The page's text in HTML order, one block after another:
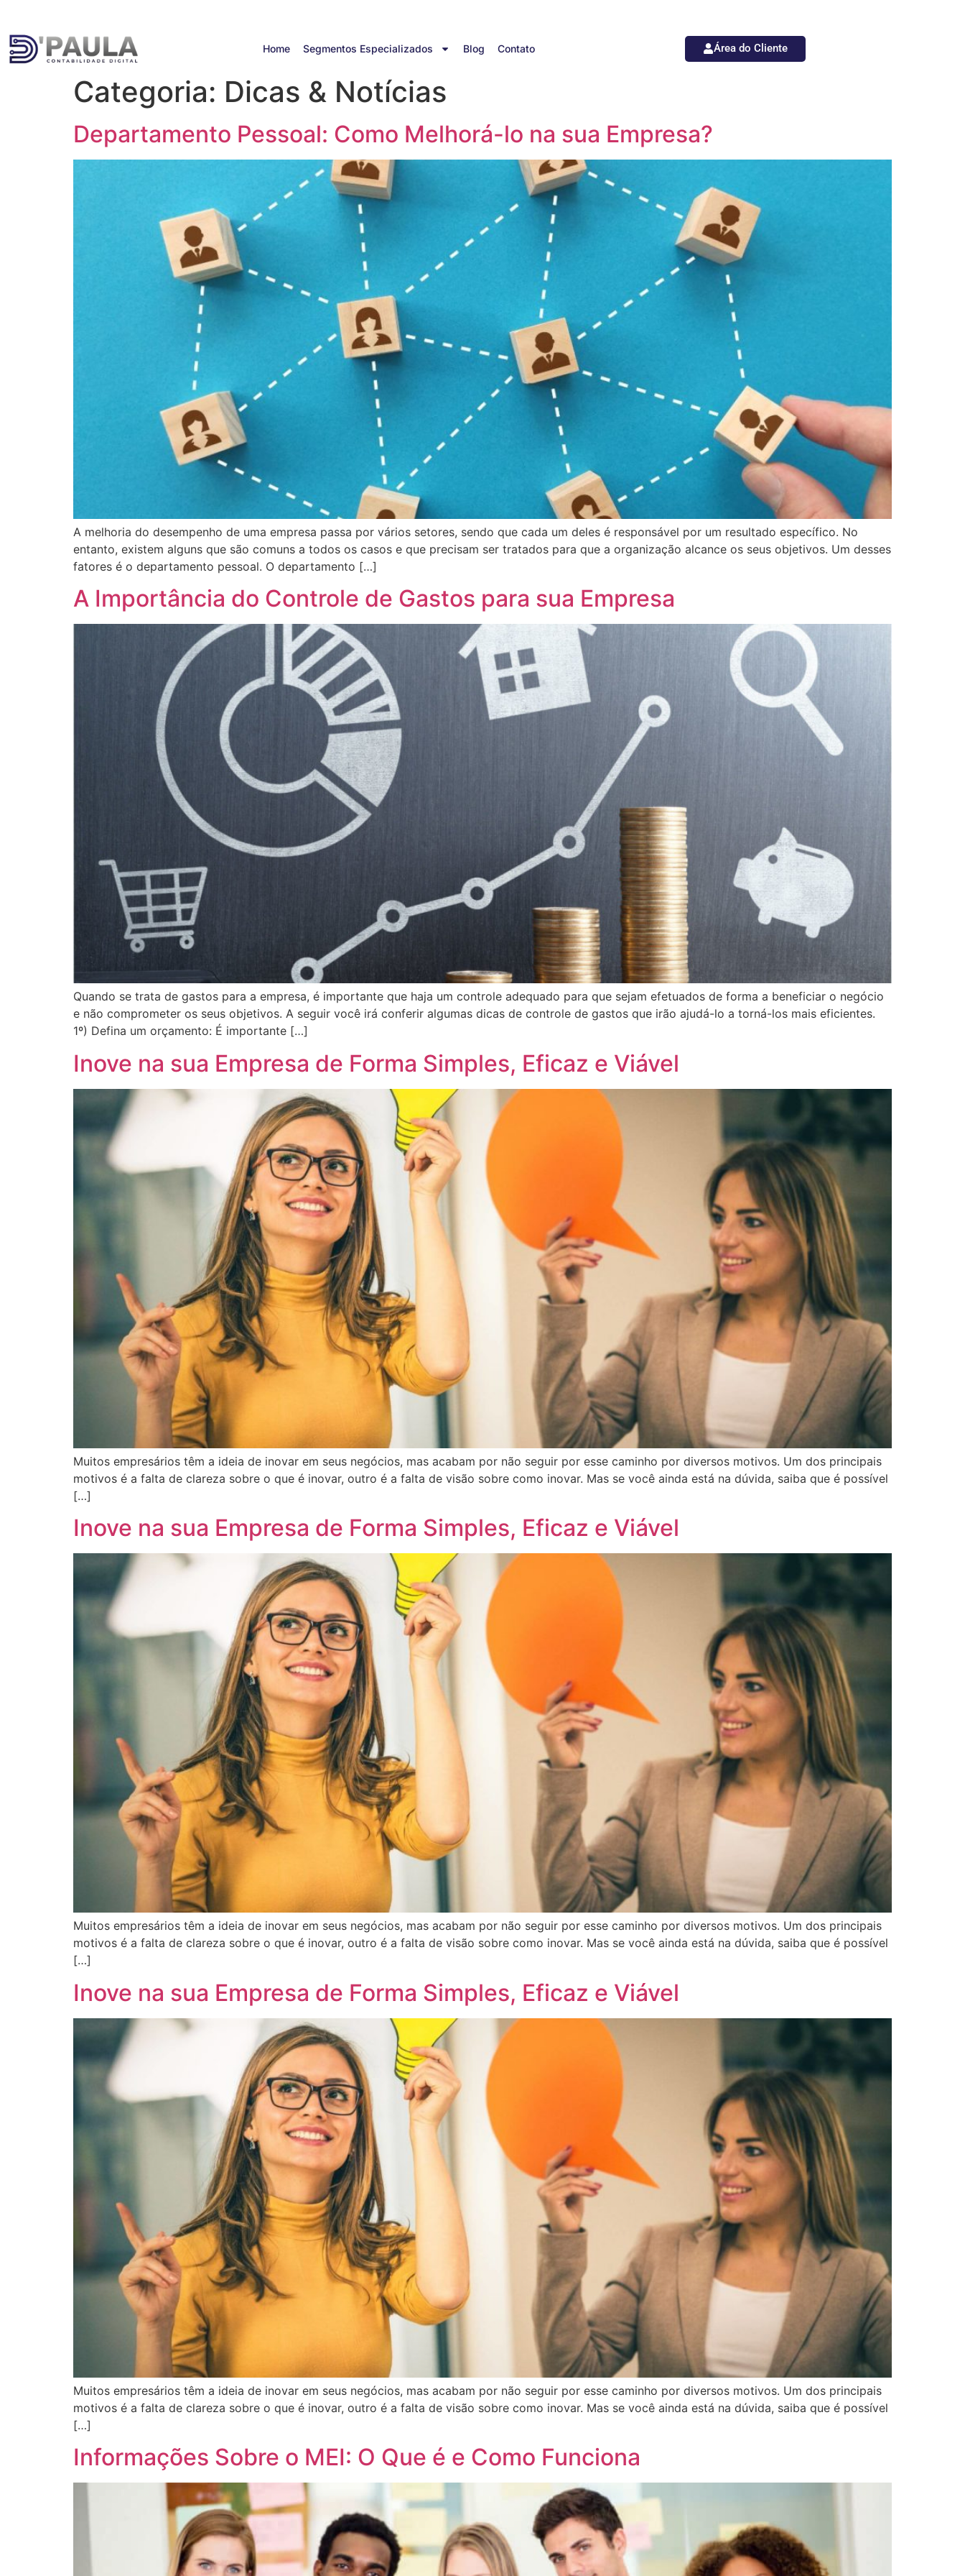
Home Segmentos Especializados Blog Contato Área do Cliente
Categoria: Dicas & Notícias
Departamento Pessoal: Como Melhorá-lo na sua Empresa?
A melhoria do desempenho de uma empresa passa por vários setores, sendo que cada um deles é responsável por um resultado específico. No
entanto, existem alguns que são comuns a todos os casos e que precisam ser tratados para que a organização alcance os seus objetivos. Um desses
fatores é o departamento pessoal. O departamento […]
A Importância do Controle de Gastos para sua Empresa
Quando se trata de gastos para a empresa, é importante que haja um controle adequado para que sejam efetuados de forma a beneficiar o negócio
e não comprometer os seus objetivos. A seguir você irá conferir algumas dicas de controle de gastos que irão ajudá-lo a torná-los mais eficientes.
1º) Defina um orçamento: É importante […]
Inove na sua Empresa de Forma Simples, Eficaz e Viável
Muitos empresários têm a ideia de inovar em seus negócios, mas acabam por não seguir por esse caminho por diversos motivos. Um dos principais
motivos é a falta de clareza sobre o que é inovar, outro é a falta de visão sobre como inovar. Mas se você ainda está na dúvida, saiba que é possível
[…]
Inove na sua Empresa de Forma Simples, Eficaz e Viável
Muitos empresários têm a ideia de inovar em seus negócios, mas acabam por não seguir por esse caminho por diversos motivos. Um dos principais
motivos é a falta de clareza sobre o que é inovar, outro é a falta de visão sobre como inovar. Mas se você ainda está na dúvida, saiba que é possível
[…]
Inove na sua Empresa de Forma Simples, Eficaz e Viável
Muitos empresários têm a ideia de inovar em seus negócios, mas acabam por não seguir por esse caminho por diversos motivos. Um dos principais
motivos é a falta de clareza sobre o que é inovar, outro é a falta de visão sobre como inovar. Mas se você ainda está na dúvida, saiba que é possível
[…]
Informações Sobre o MEI: O Que é e Como Funciona